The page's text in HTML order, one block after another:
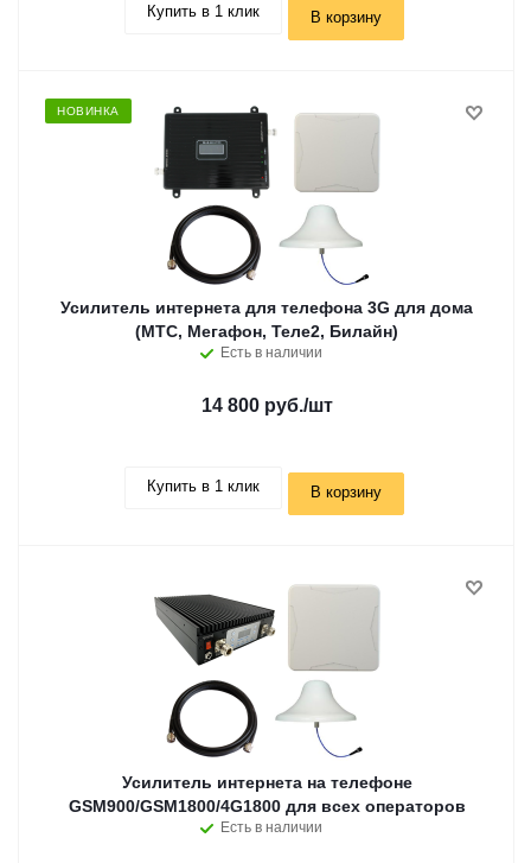
Купить в 1 клик В корзину
НОВИНКА
Усилитель интернета для телефона 3G для дома
(MTC, Мегафон, Теле2, Билайн)
Есть в наличии
14 800 руб./шт
Купить в 1 клик В корзину
Усилитель интернета на телефоне
GSM900/GSM1800/4G1800 для всех операторов
Есть в наличии